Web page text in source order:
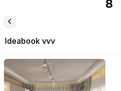
8
Ideabook vvv